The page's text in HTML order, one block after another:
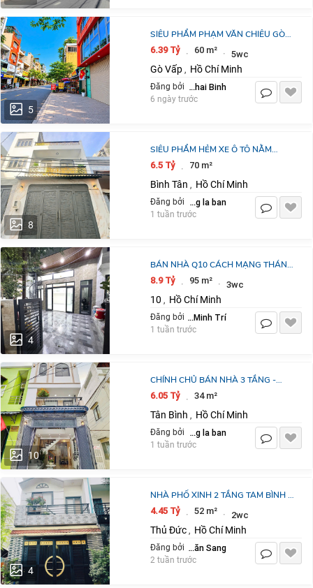
5
SIÊU PHẨM PHẠM VĂN CHIÊU GÒ
VẤP – HẺM XE HƠI 6M THÔNG BÀN
CỜ – 3 TẦNG BTCT MỚI ĐẸP – GIÁ
CHỈ 6.X TỶ
6.39 Tỷ · 60 m² · 5wc
Gò Vấp , Hồ Chí Minh
Đăng bởi Ly Thai Binh
6 ngày trước
8
SIÊU PHẨM HẺM XE Ô TÔ NẰM
NGAY HƯƠNG LỘ 2, CÓ PHÒNG
TRỆT, GIÁ NHỈNH 6,X TỶ.
LH:0922146536
6.5 Tỷ · 70 m²
Bình Tân , Hồ Chí Minh
Đăng bởi dang la ban
1 tuần trước
4
BÁN NHÀ Q10 CÁCH MẠNG THÁNG
8 NGANG 6M 4 TẦNG 95M2: 8,9 TỶ.
TRÍ 0967638168
8.9 Tỷ · 95 m² · 3wc
10 , Hồ Chí Minh
Đăng bởi Nguyễn Minh Trí
1 tuần trước
10
CHÍNH CHỦ BÁN NHÀ 3 TẦNG -
TRẦN THỊ TRỌNG Q.TÂN BÌNH - CHỈ
6.05 TỶ. LH:0397087087
6.05 Tỷ · 34 m²
Tân Bình , Hồ Chí Minh
Đăng bởi dang la ban
1 tuần trước
4
NHÀ PHỐ XINH 2 TẦNG TAM BÌNH -
52M2 - NGANG 4,8M – NHỈNH 4 TỶ -
ĐƯỜNG ÔTÔ TRÁNH - ÔTÔ ĐỖ CỬA
4.45 Tỷ · 52 m² · 2wc
Thủ Đức , Hồ Chí Minh
Đăng bởi Nguyễn Văn Sang
2 tuần trước